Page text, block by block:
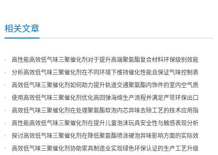
相关文章
高性能高效低气味三聚催化剂对于提升高端聚氨酯复合材料环保级别效能
分析高效低气味三聚催化剂在不同环境下维持催化性能且保证气味控制表
现
高效低气味三聚催化剂如何助力提升轨道交通聚氨酯内饰件的室内空气质
量
使用高效低气味三聚催化剂优化高回弹海绵生产流程并满足严苛环保出口
高效低气味三聚催化剂在处理聚氨酯软泡内芯异味去除工艺的技术应用指
导
高性能高效低气味三聚催化剂在提升儿童泡沫玩具安全性与触感表现分析
探讨高效低气味三聚催化剂在降低聚氨酯喷涂硬泡异味影响方面的实际效
果
高效低气味三聚催化剂协助家具制造业实现绿色环保认证的生产工艺升级